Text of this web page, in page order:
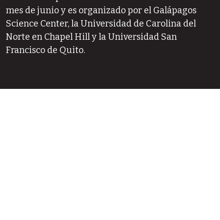
mes de junio y es organizado por el Galápagos
Science Center, la Universidad de Carolina del
Norte en Chapel Hill y la Universidad San
Francisco de Quito.